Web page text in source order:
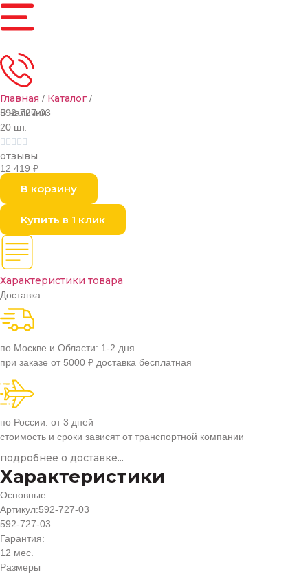
Главная / Каталог/
В наличии
20 шт.
592-727-03
    
отзывы
12 419 ₽
В корзину
Купить в 1 клик
Характеристики товара
Доставка
по Москве и Области: 1-2 дня
при заказе от 5000 ₽ доставка бесплатная
по России: от 3 дней
стоимость и сроки зависят от транспортной компании
подробнее о доставке...
Характеристики
Основные
Артикул:592-727-03
592-727-03
Гарантия:
12 мес.
Размеры